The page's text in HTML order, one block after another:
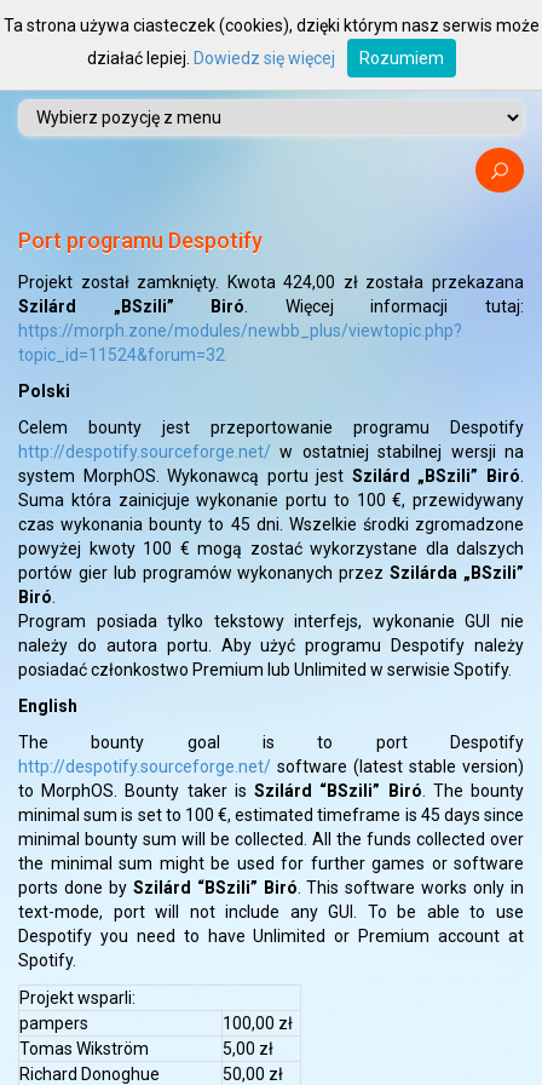
Port programu Despotify
Projekt został zamknięty. Kwota424,00 złzostała przekazana
Szilárd „BSzili” Biró . Więcej informacji tutaj:
https://morph.zone/modules/newbb_plus/viewtopic.php?
topic_id=11524&forum=32
Polski
Celem bounty jest przeportowanie programu Despotify
http://despotify.sourceforge.net/ w ostatniej stabilnej wersji na
system MorphOS. Wykonawcą portu jest Szilárd „BSzili” Biró
Suma która zainicjuje wykonanie portu to 100 €, przewidywany
czas wykonania bounty to 45 dni. Wszelkie środki zgromadzone
powyżej kwoty 100 € mogą zostać wykorzystane dla dalszych
portów gier lub programów wyko­nanych przezSzilárda „BSzili”
Biró
Program posiada tylko tekstowy interfejs, wykonanie GUI nie
należy do autora portu. Aby użyć programu Despotify należy
posiadać członkostwo Premium lub Unlimited w serwisie Spotify.
English
The bounty goal is to port Despotify
http://despotify.sourceforge.net/ software (latest stable version)
to MorphOS. Bounty taker isSzilárd “BSzili” Biró . The bounty
minimal sum is set to 100 €, estimated timeframe is 45 days since
minimal bounty sum will be collected. All the funds collected over
the minimal sum might be used for further games or software
ports done by Szilárd “BSzili” Biró . This software works only in
text-mode, port will not include any GUI. To be able to use
Despotify you need to have Unlimited or Premium account at
Spotify.
Projekt wsparli:
pampers
100,00 zł
Tomas Wikström
5,00 zł
Richard Donoghue
50,00 zł
Ta strona używa ciasteczek (cookies), dzięki którym nasz serwis może
działać lepiej. Dowiedz się więcej Rozumiem